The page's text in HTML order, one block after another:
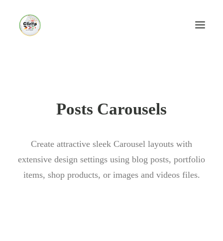
Posts Carousels
Create attractive sleek Carousel layouts with
extensive design settings using blog posts, portfolio
items, shop products, or images and videos files.